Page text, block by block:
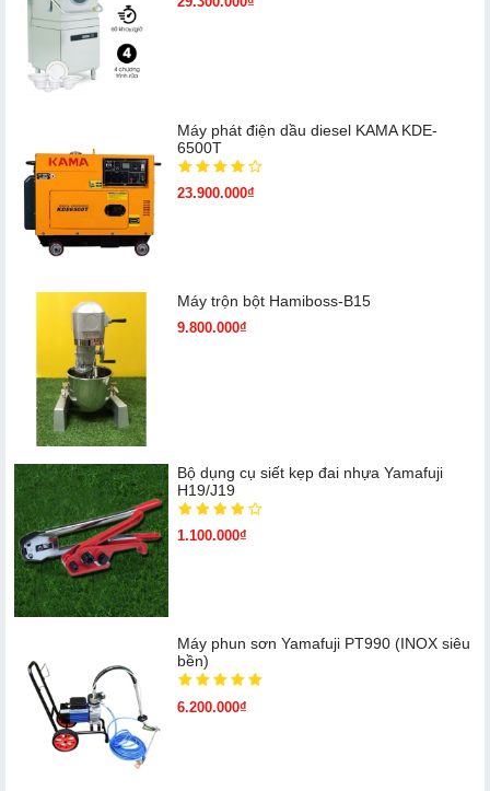
Máy phát điện dầu diesel KAMA KDE-
6500T
23.900.000₫
Máy trộn bột Hamiboss-B15
9.800.000₫
Bộ dụng cụ siết kẹp đai nhựa Yamafuji
H19/J19
1.100.000₫
Máy phun sơn Yamafuji PT990 (INOX siêu
bền)
6.200.000₫